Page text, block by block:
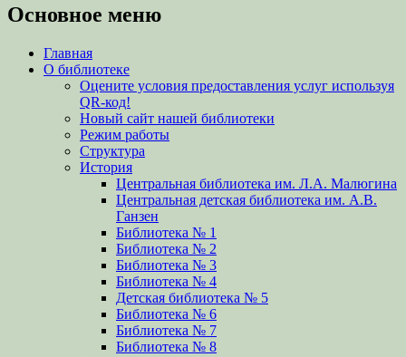
Основное меню
Перейти
содержимому
Главная
О библиотеке
Оцените условия предоставления услуг используя
QR-код!
Новый сайт нашей библиотеки
Режим работы
Структура
История
Центральная библиотека им. Л.А. Малюгина
Центральная детская библиотека им. А.В.
Ганзен
Библиотека № 1
Библиотека № 2
Библиотека № 3
Библиотека № 4
Детская библиотека № 5
Библиотека № 6
Библиотека № 7
Библиотека № 8